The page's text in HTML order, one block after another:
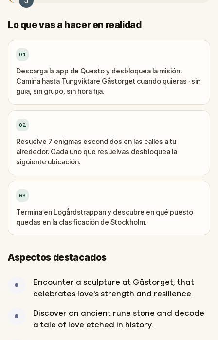
Lo que vas a hacer en realidad
01
Descarga la app de Questo y desbloquea la misión.
Camina hasta Tungviktare Gåstorget cuando quieras · sin
guía, sin grupo, sin hora fija.
02
Resuelve 7 enigmas escondidos en las calles a tu
alrededor. Cada uno que resuelvas desbloquea la
siguiente ubicación.
03
Termina en Logårdstrappan y descubre en qué puesto
quedas en la clasificación de Stockholm.
Aspectos destacados
Encounter a sculpture at Gåstorget, that
celebrates love's strength and resilience.
Discover an ancient rune stone and decode
a tale of love etched in history.